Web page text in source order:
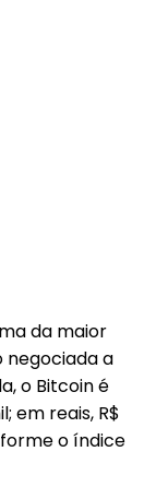
da maior
negociada a
o Bitcoin é
em reais, R$
o índice